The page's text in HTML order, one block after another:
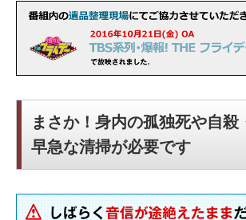
まさか！身内の孤独死や自殺
早急な清掃が必要です